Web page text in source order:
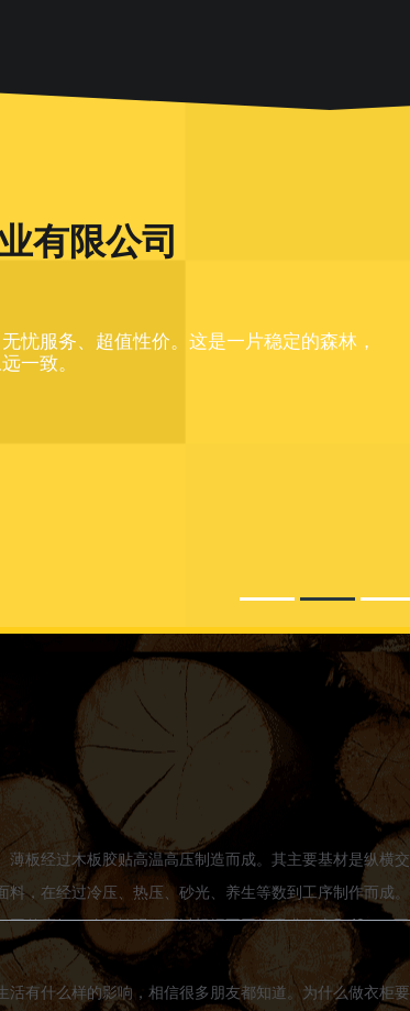
有限公司
忧服务、超值性价。这是一片稳定的森林，
一致。
板经过木板胶贴高温高压制造而成。其主要基材是纵横
，在经过冷压、热压、砂光、养生等数到工序制作而成
平整度好，稳固性强。可以根据不同的需求生产5-40mm
有什么样的影响，相信很多朋友都知道。为什么做衣柜